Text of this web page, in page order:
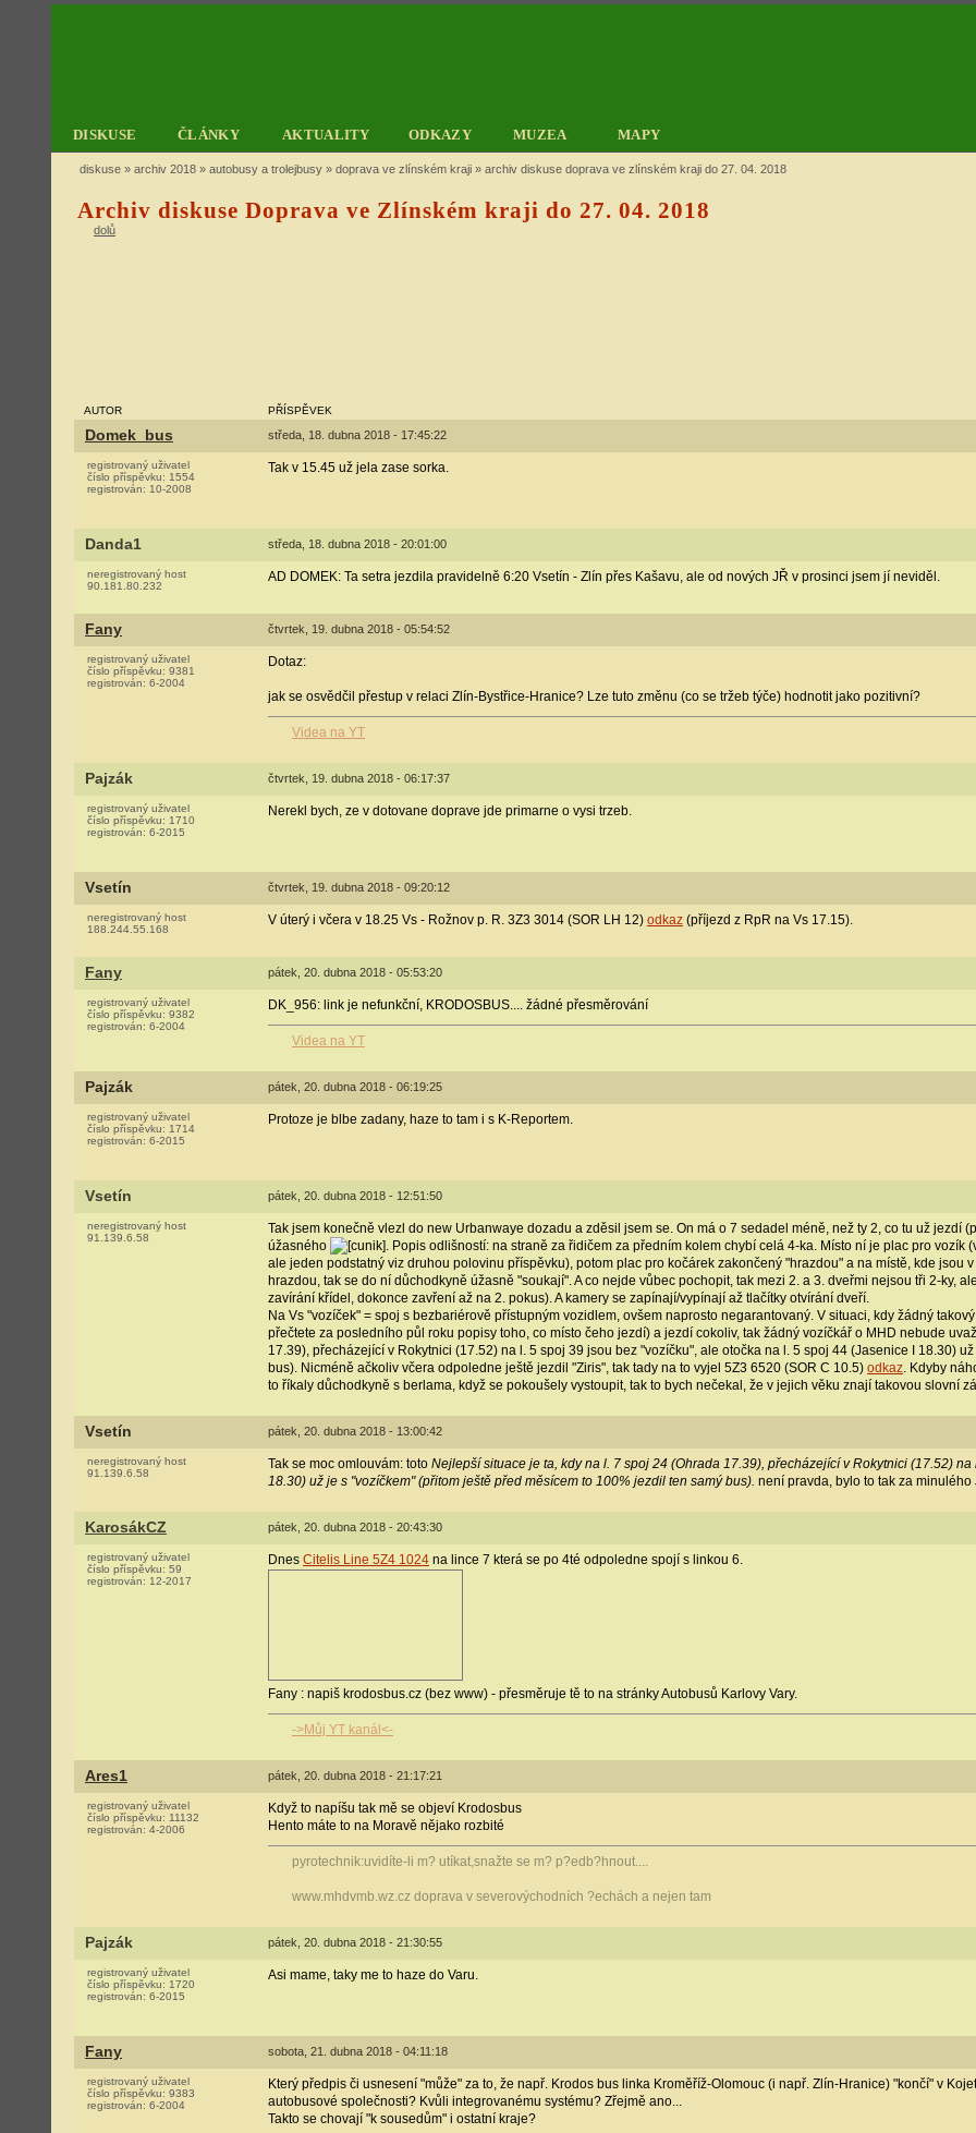
DISKUSE ČLÁNKY AKTUALITY ODKAZY MUZEA MAPY
diskuse » archiv 2018 » autobusy a trolejbusy » doprava ve zlínském kraji » archiv diskuse doprava ve zlínském kraji do 27. 04. 2018
Archiv diskuse Doprava ve Zlínském kraji do 27. 04. 2018
dolů
AUTOR PŘÍSPĚVEK
Domek_bus středa, 18. dubna 2018 - 17:45:22
registrovaný uživatel
číslo příspěvku: 1554
registrován: 10-2008
Tak v 15.45 už jela zase sorka.
Danda1 středa, 18. dubna 2018 - 20:01:00
neregistrovaný host
90.181.80.232
AD DOMEK: Ta setra jezdila pravidelně 6:20 Vsetín - Zlín přes Kašavu, ale od nových JŘ v prosinci jsem jí neviděl.
Fany čtvrtek, 19. dubna 2018 - 05:54:52
registrovaný uživatel
číslo příspěvku: 9381
registrován: 6-2004
Dotaz:
jak se osvědčil přestup v relaci Zlín-Bystřice-Hranice? Lze tuto změnu (co se tržeb týče) hodnotit jako pozitivní?
Videa na YT
Pajzák čtvrtek, 19. dubna 2018 - 06:17:37
registrovaný uživatel
číslo příspěvku: 1710
registrován: 6-2015
Nerekl bych, ze v dotovane doprave jde primarne o vysi trzeb.
Vsetín čtvrtek, 19. dubna 2018 - 09:20:12
neregistrovaný host
188.244.55.168
V úterý i včera v 18.25 Vs - Rožnov p. R. 3Z3 3014 (SOR LH 12) odkaz (příjezd z RpR na Vs 17.15).
Fany pátek, 20. dubna 2018 - 05:53:20
registrovaný uživatel
číslo příspěvku: 9382
registrován: 6-2004
DK_956: link je nefunkční, KRODOSBUS.... žádné přesměrování
Videa na YT
Pajzák pátek, 20. dubna 2018 - 06:19:25
registrovaný uživatel
číslo příspěvku: 1714
registrován: 6-2015
Protoze je blbe zadany, haze to tam i s K-Reportem.
Vsetín pátek, 20. dubna 2018 - 12:51:50
neregistrovaný host
91.139.6.58
Tak jsem konečně vlezl do new Urbanwaye dozadu a zděsil jsem se. On má o 7 sedadel méně, než ty 2, co tu už jezdí
úžasného
. Popis odlišností: na straně za řidičem za předním kolem chybí celá 4-ka. Místo ní je plac pro
ale jeden podstatný viz druhou polovinu příspěvku), potom plac pro kočárek zakončený "hrazdou" a na místě, kde jsou
hrazdou, tak se do ní důchodkyně úžasně "soukají". A co nejde vůbec pochopit, tak mezi 2. a 3. dveřmi nejsou tři 2-ky,
zavírání křídel, dokonce zavření až na 2. pokus). A kamery se zapínají/vypínají až tlačítky otvírání dveří.
Na Vs "vozíček" = spoj s bezbariérově přístupným vozidlem, ovšem naprosto negarantovaný. V situaci, kdy žádný
přečtete za posledního půl roku popisy toho, co místo čeho jezdí) a jezdí cokoliv, tak žádný vozíčkář o MHD nebude
17.39), přecházející v Rokytnici (17.52) na l. 5 spoj 39 jsou bez "vozíčku", ale otočka na l. 5 spoj 44 (Jasenice I 18.30)
bus). Nicméně ačkoliv včera odpoledne ještě jezdil "Ziris", tak tady na to vyjel 5Z3 6520 (SOR C 10.5) odkaz. Kdyby
to říkaly důchodkyně s berlama, když se pokoušely vystoupit, tak to bych nečekal, že v jejich věku znají takovou slovní
Vsetín pátek, 20. dubna 2018 - 13:00:42
neregistrovaný host
91.139.6.58
Tak se moc omlouvám: toto Nejlepší situace je ta, kdy na l. 7 spoj 24 (Ohrada 17.39), přecházející v Rokytnici (17.52)
18.30) už je s "vozíčkem" (přitom ještě před měsícem to 100% jezdil ten samý bus). není pravda, bylo to tak za minulého
KarosákCZ pátek, 20. dubna 2018 - 20:43:30
registrovaný uživatel
číslo příspěvku: 59
registrován: 12-2017
Dnes Citelis Line 5Z4 1024 na lince 7 která se po 4té odpoledne spojí s linkou 6.
Fany : napiš krodosbus.cz (bez www) - přesměruje tě to na stránky Autobusů Karlovy Vary.
->Můj YT kanál<-
Ares1 pátek, 20. dubna 2018 - 21:17:21
registrovaný uživatel
číslo příspěvku: 11132
registrován: 4-2006
Když to napíšu tak mě se objeví Krodosbus
Hento máte to na Moravě nějako rozbité
pyrotechnik:uvidíte-li m? utíkat,snažte se m? p?edb?hnout....
www.mhdvmb.wz.cz doprava v severovýchodních ?echách a nejen tam
Pajzák pátek, 20. dubna 2018 - 21:30:55
registrovaný uživatel
číslo příspěvku: 1720
registrován: 6-2015
Asi mame, taky me to haze do Varu.
Fany sobota, 21. dubna 2018 - 04:11:18
registrovaný uživatel
číslo příspěvku: 9383
registrován: 6-2004
Který předpis či usnesení "může" za to, že např. Krodos bus linka Kroměříž-Olomouc (i např. Zlín-Hranice) "končí" v
autobusové společnosti? Kvůli integrovanému systému? Zřejmě ano...
Takto se chovají "k sousedům" i ostatní kraje?